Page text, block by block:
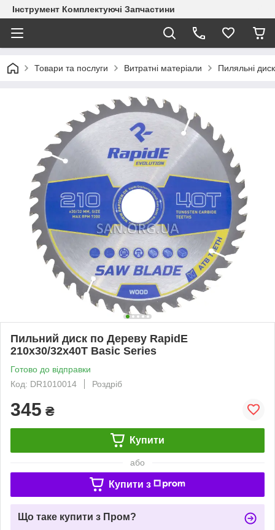
Інструмент Комплектуючі Запчастини
Товари та послуги Витратні матеріали Пиляльні
Пильний диск по Дереву RapidE
210х30/32х40Т Basic Series
Готово до відправки
Код: DR1010014
Роздріб
345 ₴
Купити
або
Купити з
Що таке купити з Пром?